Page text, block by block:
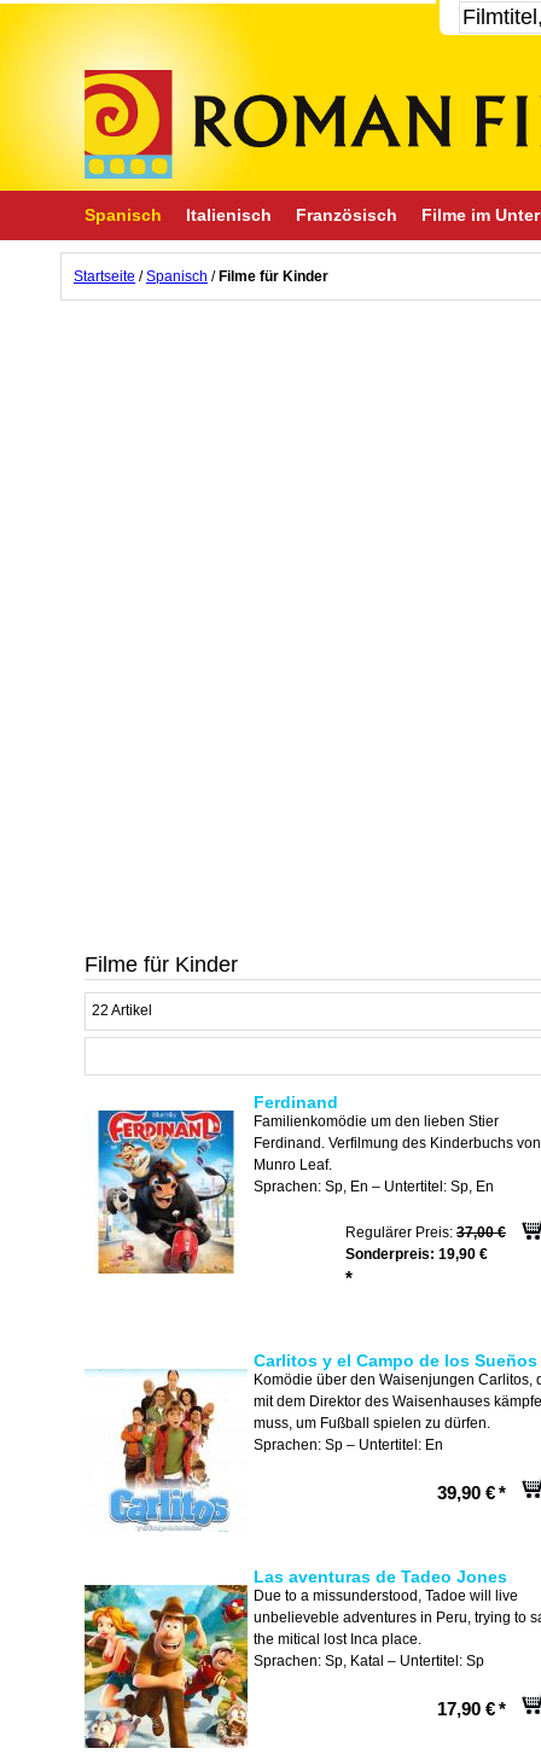
Spanisch Italienisch Französisch Filme im
Startseite /Spanisch / Filme für Kinder
Filme für Kinder
22 Artikel
Ferdinand
Familienkomödie um den lieben Stier
Ferdinand. Verfilmung des Kinderbuchs von
Munro Leaf.
Sprachen: Sp, En – Untertitel: Sp, En
Regulärer Preis: 37,00 €
Sonderpreis: 19,90 €
*
Carlitos y el Campo de los Sueños
Komödie über den Waisenjungen Carlitos,
mit dem Direktor des Waisenhauses
muss, um Fußball spielen zu dürfen.
Sprachen: Sp – Untertitel: En
39,90 €*
Las aventuras de Tadeo Jones
Due to a missunderstood, Tadoe will live
unbelieveble adventures in Peru, trying to
the mitical lost Inca place.
Sprachen: Sp, Katal – Untertitel: Sp
17,90 €*